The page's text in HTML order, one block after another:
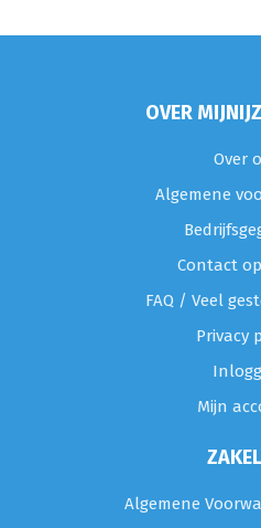
OVER
Over
Algemene
Contact
FAQ / Veel
Privacy
Mijn
Algemene